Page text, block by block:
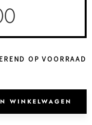
OP VOORRAAD
WINKELWAGEN